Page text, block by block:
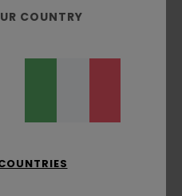
Acquisto verificato
prezzo Taglia: Piccolo
COUNTRY